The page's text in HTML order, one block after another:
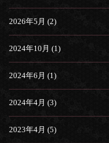
2026年5月 (2)
2024年10月 (1)
2024年6月 (1)
2024年4月 (3)
2023年4月 (5)